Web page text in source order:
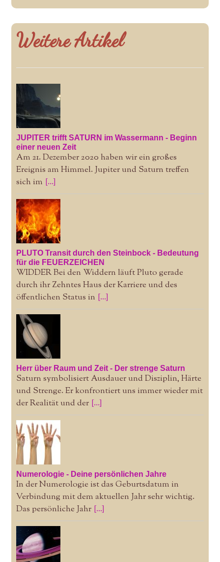
Weitere Artikel
JUPITER trifft SATURN im Wassermann - Beginn
einer neuen Zeit
Am 21. Dezember 2020 haben wir ein großes
Ereignis am Himmel. Jupiter und Saturn treffen
sich im [...]
PLUTO Transit durch den Steinbock - Bedeutung
für die FEUERZEICHEN
WIDDER Bei den Widdern läuft Pluto gerade
durch ihr Zehntes Haus der Karriere und des
öffentlichen Status in [...]
Herr über Raum und Zeit - Der strenge Saturn
Saturn symbolisiert Ausdauer und Disziplin, Härte
und Strenge. Er konfrontiert uns immer wieder mit
der Realität und der [...]
Numerologie - Deine persönlichen Jahre
In der Numerologie ist das Geburtsdatum in
Verbindung mit dem aktuellen Jahr sehr wichtig.
Das persönliche Jahr [...]